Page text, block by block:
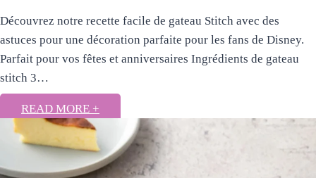
Découvrez notre recette facile de gateau Stitch avec des
astuces pour une décoration parfaite pour les fans de Disney.
Parfait pour vos fêtes et anniversaires Ingrédients de gateau
stitch 3…
READ MORE +